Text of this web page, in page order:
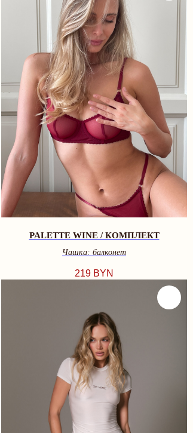
PALETTE WINE / КОМПЛЕКТ
Чашка: балконет
219 BYN